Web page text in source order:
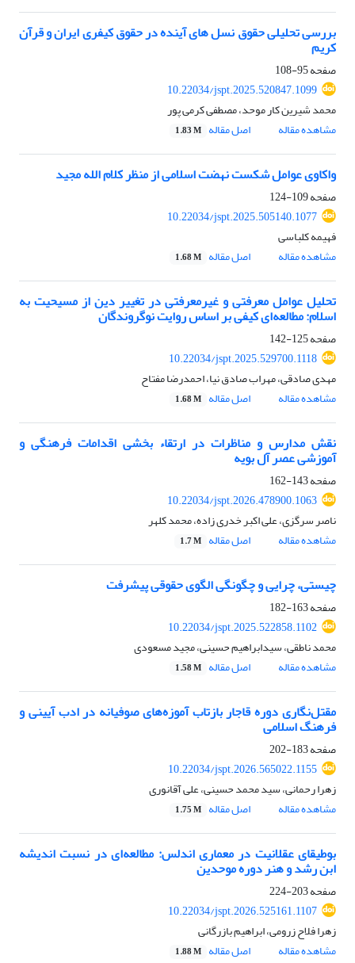
بررسی تحلیلی حقوق نسل های آینده در حقوق کیفری ایران و قرآن
کریم
صفحه95-108
10.22034/jspt.2025.520847.1099
محمد شیرین کار موحد، مصطفی کرمی پور
مشاهده مقاله
اصل مقاله 1.83 M
واکاوی عوامل شکست نهضت‌ اسلامی از منظر کلام الله مجید
صفحه109-124
10.22034/jspt.2025.505140.1077
فهیمه کلباسی
مشاهده مقاله
اصل مقاله 1.68 M
تحلیل عوامل معرفتی و غیرمعرفتی در تغییر دین از مسیحیت به
اسلام: مطالعه‌ای کیفی بر اساس روایت نوگروندگان
صفحه125-142
10.22034/jspt.2025.529700.1118
مهدی صادقی، مهراب صادق نیا، احمدرضا مفتاح
مشاهده مقاله
اصل مقاله 1.68 M
نقش مدارس و مناظرات در ارتقاء بخشی اقدامات فرهنگی و
آموزشی عصر آل بویه
صفحه143-162
10.22034/jspt.2026.478900.1063
ناصر سرگزی، علی اکبر خدری زاده، محمد کلهر
مشاهده مقاله
اصل مقاله 1.7 M
چیستی، چرایی و چگونگی الگوی حقوقی پیشرفت
صفحه163-182
10.22034/jspt.2025.522858.1102
محمد ناطقی، سیدابراهیم حسینی، مجید مسعودی
مشاهده مقاله
اصل مقاله 1.58 M
مقتل‌نگاری دوره قاجار بازتاب آموزه‌های صوفیانه در ادب آیینی و
فرهنگ اسلامی
صفحه183-202
10.22034/jspt.2026.565022.1155
زهرا رحمانی، سید محمد حسینی، علی آقانوری
مشاهده مقاله
اصل مقاله 1.75 M
بوطیقای عقلانیت در معماری اندلس: مطالعه‌ای در نسبت اندیشه
ابن رشد و هنر دوره موحدین
صفحه203-224
10.22034/jspt.2026.525161.1107
زهرا فلاح زرومی، ابراهیم بازرگانی
مشاهده مقاله
اصل مقاله 1.88 M